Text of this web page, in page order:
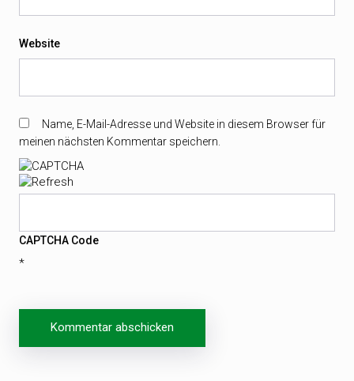
Website
Name, E-Mail-Adresse und Website in diesem Browser für
meinen nächsten Kommentar speichern.
CAPTCHA Code
*